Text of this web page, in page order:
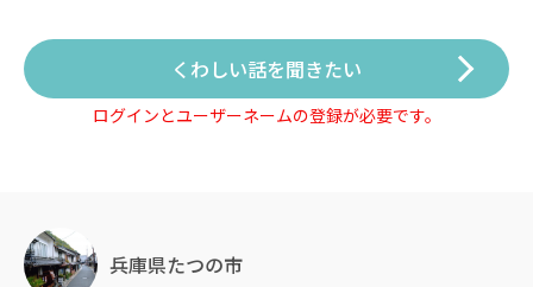
くわしい話を聞きたい
ログインとユーザーネームの登録が必要です。
兵庫県たつの市